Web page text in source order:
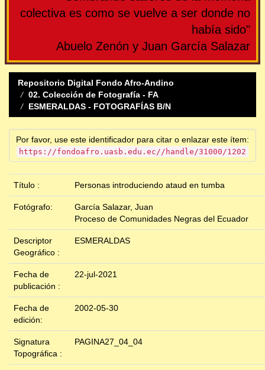
colectiva es como se vuelve a ser donde no
había sido"
Abuelo Zenón y Juan García Salazar
Repositorio Digital Fondo Afro-Andino
02. Colección de Fotografía - FA
ESMERALDAS - FOTOGRAFÍAS B/N
Por favor, use este identificador para citar o enlazar este ítem:
https://fondoafro.uasb.edu.ec//handle/31000/1202
Título : Personas introduciendo ataud en tumba
Fotógrafo:
García Salazar, Juan
Proceso de Comunidades Negras del Ecuador
Descriptor
Geográfico :
ESMERALDAS
Fecha de
publicación :
22-jul-2021
Fecha de
edición:
2002-05-30
Signatura
Topográfica :
PAGINA27_04_04